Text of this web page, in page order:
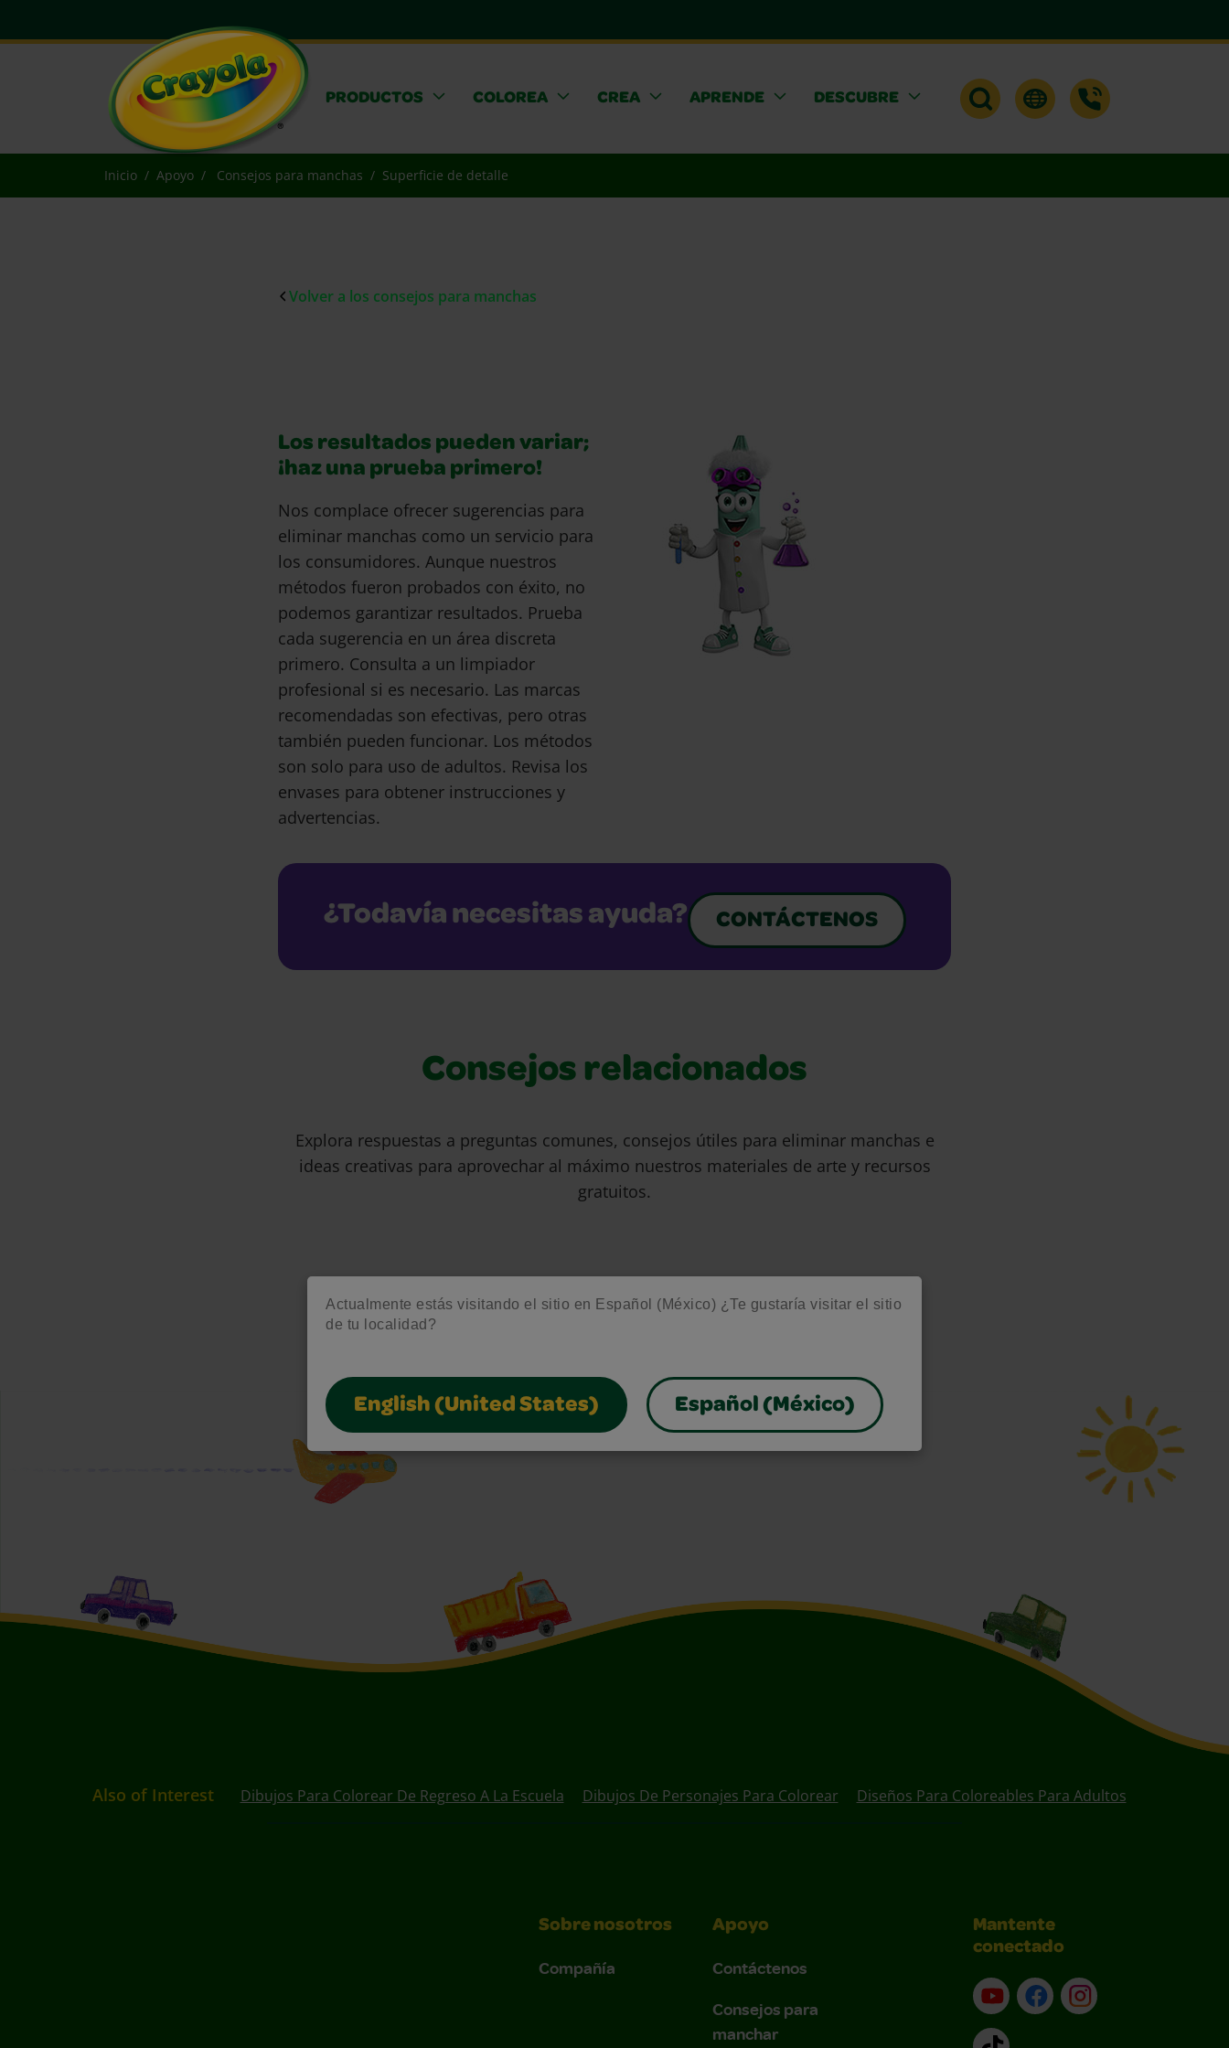
Actualmente estás visitando el sitio en Español (México) ¿Te gustaría visitar el sitio
de tu localidad?
English (United States) Español (México)
PRODUCTOS COLOREA CREA APRENDE DESCUBRE
Inicio Apoyo Consejos para manchas Superficie de detalle
Volver a los consejos para manchas
Los resultados pueden variar;
¡haz una prueba primero!
Nos complace ofrecer sugerencias para
eliminar manchas como un servicio para
los consumidores. Aunque nuestros
métodos fueron probados con éxito, no
podemos garantizar resultados. Prueba
cada sugerencia en un área discreta
primero. Consulta a un limpiador
profesional si es necesario. Las marcas
recomendadas son efectivas, pero otras
también pueden funcionar. Los métodos
son solo para uso de adultos. Revisa los
envases para obtener instrucciones y
advertencias.
¿Todavía necesitas ayuda? CONTÁCTENOS
Consejos relacionados
Explora respuestas a preguntas comunes, consejos útiles para eliminar manchas e
ideas creativas para aprovechar al máximo nuestros materiales de arte y recursos
gratuitos.
Also of Interest Dibujos Para Colorear De Regreso A La Escuela Dibujos De Personajes Para Colorear Diseños Para Coloreables Para Adultos
Sobre nosotros
Compañía
Apoyo
Contáctenos
Consejos para
manchar
Mantente
conectado
YouTube (en inglés)
Facebook (en inglés)
Instagram (en
TikTok